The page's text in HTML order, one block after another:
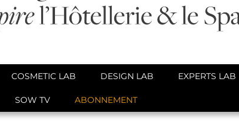
COSMETIC LAB DESIGN LAB EXPERTS LAB
SOW TV ABONNEMENT